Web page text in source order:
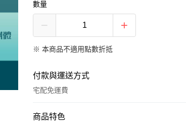
數量
※ 本商品不適用點數折抵
付款與運送方式
宅配免運費
付款方式
商品特色